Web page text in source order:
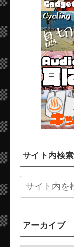
サイト内検索
アーカイブ